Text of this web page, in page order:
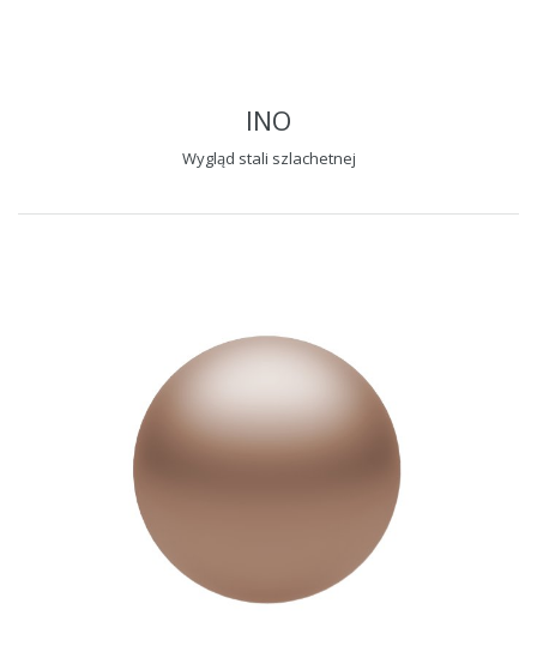
INO
Wygląd stali szlachetnej